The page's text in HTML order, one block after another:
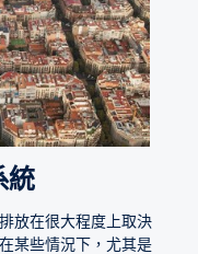
統
放在很大程度上取決
某些情況下，尤其是